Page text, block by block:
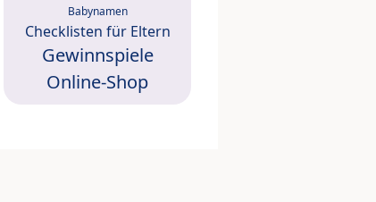
Babynamen
Checklisten für Eltern
Gewinnspiele
Online-Shop